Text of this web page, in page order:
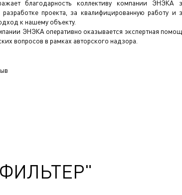
благодарность коллективу компании ЭНЭКА
разработке проекта, за квалифицированную работу и
к нашему объекту.
ЭНЭКА оперативно оказывается экспертная
вопросов в рамках авторского надзора.